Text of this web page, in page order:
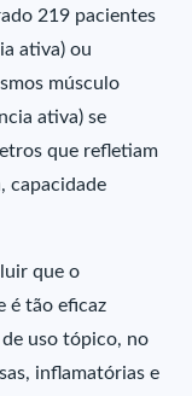
219 pacientes
ativa) ou
músculo
ativa) se
que refletiam
capacidade
que o
é tão eficaz
uso tópico, no
inflamatórias e